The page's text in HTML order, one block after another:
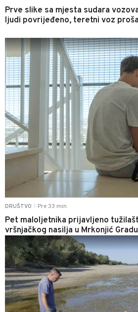
Prve slike sa mjesta sudara
ljudi povrijeđeno, teretni voz
DRUŠTVO Pre 33 min
Pet maloljetnika prijavljeno
vršnjačkog nasilja u Mrkonjić Gradu